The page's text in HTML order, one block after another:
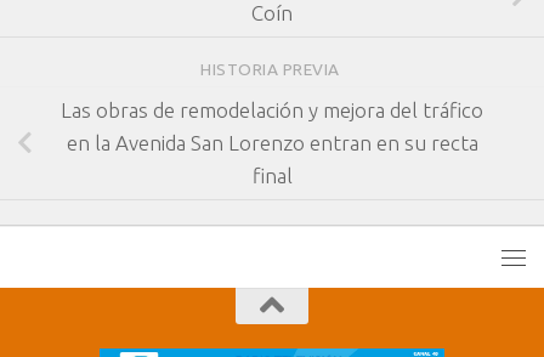
Coín
HISTORIA PREVIA
Las obras de remodelación y mejora del tráfico
en la Avenida San Lorenzo entran en su recta
final